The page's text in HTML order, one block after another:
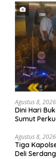
Agustus 8, 2026
Dini Hari
Sumut
Agustus 8, 2026
Tiga
Deli